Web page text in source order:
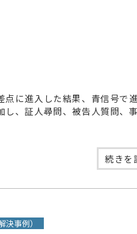
に進入した結果、青信号で
、証人尋問、被告人質問、
続きを
決事例）